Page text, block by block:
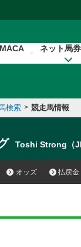
ネット馬
検索 > 競走馬情報
Toshi Strong（
オッズ 払戻金